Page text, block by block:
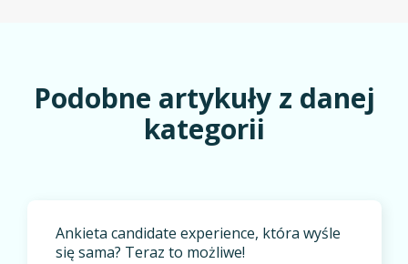
Podobne artykuły z danej
kategorii
Ankieta candidate experience, która wyśle
się sama? Teraz to możliwe!